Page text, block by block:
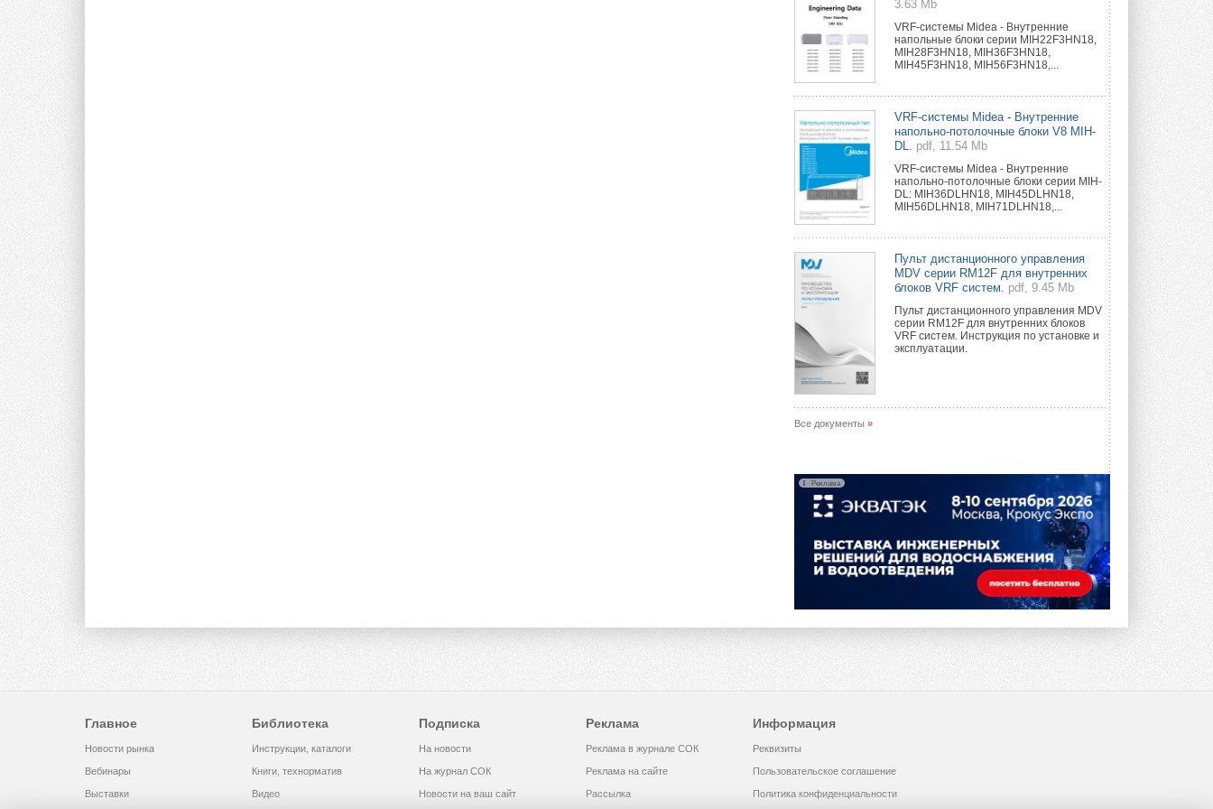
3.63 Mb
VRF-системы Midea - Внутренние
напольные блоки серии MIH22F3HN18,
MIH28F3HN18, MIH36F3HN18,
MIH45F3HN18, MIH56F3HN18,...
VRF-системы Midea - Внутренние
напольно-потолочные блоки V8 MIH-
DL.
pdf, 11.54 Mb
VRF-системы Midea - Внутренние
напольно-потолочные блоки серии MIH-
DL: MIH36DLHN18, MIH45DLHN18,
MIH56DLHN18, MIH71DLHN18,...
Пульт дистанционного управления
MDV серии RM12F для внутренних
блоков VRF систем.
pdf, 9.45 Mb
Пульт дистанционного управления MDV
серии RM12F для внутренних блоков
VRF систем. Инструкция по установке и
эксплуатации.
Все документы »
Реклама
Главное
Новости рынка
Вебинары
Выставки
Библиотека
Инструкции, каталоги
Книги, технорматив
Видео
Подписка
На новости
На журнал СОК
Новости на ваш сайт
Реклама
Реклама в журнале СОК
Реклама на сайте
Рассылка
Информация
Реквизиты
Пользовательское соглашение
Политика конфиденциальности